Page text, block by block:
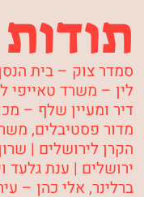
תודות
סמדר צוק – בית
לין – משרד טאייפי
דיר ומעיין שלף –
מדור פסטיבלים,
הקרן לירושלים |
ירושלים | ענת
ברלינר, אלי כהן –